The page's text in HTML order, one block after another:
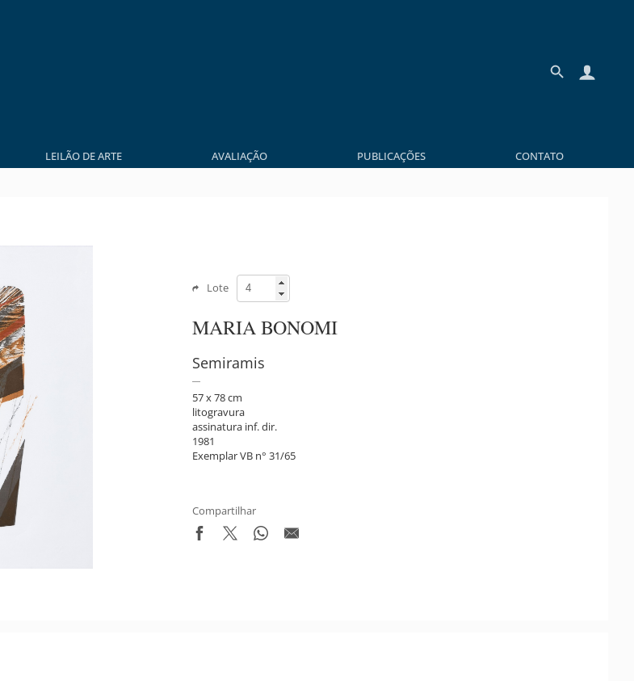
LEILÃO DE ARTE AVALIAÇÃO PUBLICAÇÕES CONTATO
Lote
MARIA BONOMI
Semiramis
57 x 78 cm
litogravura
assinatura inf. dir.
1981
Exemplar VB n° 31/65
Compartilhar